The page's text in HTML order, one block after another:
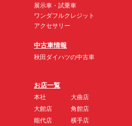
展示車・試乗車
ワンダフルクレジット
アクセサリー
中古車情報
秋田ダイハツの中古車
お店一覧
本社
大館店
能代店
大曲店
角館店
横手店